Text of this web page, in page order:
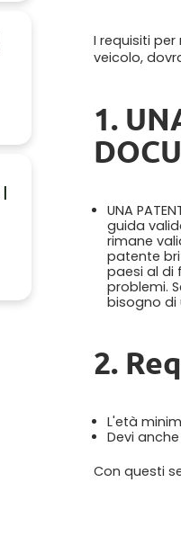
I requisiti
veicolo,
1.
UNA
guida
rimane
patente
paesi al di
problemi.
bisogno di
2.
L'età
Devi
Con questi